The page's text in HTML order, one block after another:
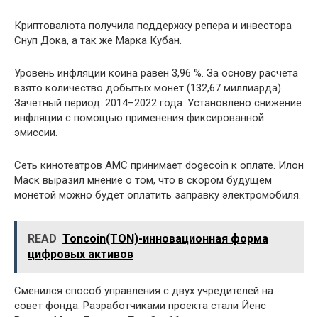
Криптовалюта получила поддержку репера и инвестора
Снуп Дока, а так же Марка Кубан.
Уровень инфляции коина равен 3,96 %. За основу расчета
взято количество добытых монет (132,67 миллиарда).
Зачетный период: 2014–2022 года. Установлено снижение
инфляции с помощью применения фиксированной
эмиссии.
Сеть кинотеатров AMC принимает dogecoin к оплате. Илон
Маск выразил мнение о том, что в скором будущем
монетой можно будет оплатить заправку электромобиля.
READ Toncoin(TON)-инновационная форма
цифровых активов
Сменился способ управления с двух учредителей на
совет фонда. Разработчиками проекта стали Йенс